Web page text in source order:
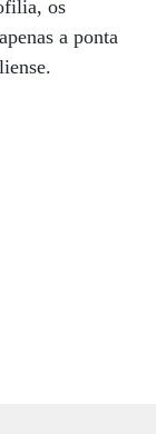
os
a ponta